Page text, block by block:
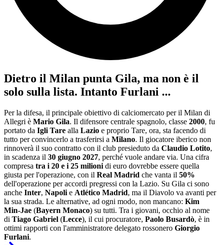
Dietro il Milan punta Gila, ma non è il
solo sulla lista. Intanto Furlani ...
Per la difesa, il principale obiettivo di calciomercato per il Milan di
Allegri è Mario Gila. Il difensore centrale spagnolo, classe 2000, fu
portato da Igli Tare alla Lazio e proprio Tare, ora, sta facendo di
tutto per convincerlo a trasferirsi a Milano. Il giocatore iberico non
rinnoverà il suo contratto con il club presieduto da Claudio Lotito,
in scadenza il 30 giugno 2027, perché vuole andare via. Una cifra
compresa tra i 20 e i 25 milioni di euro dovrebbe essere quella
giusta per l'operazione, con il Real Madrid che vanta il 50%
dell'operazione per accordi pregressi con la Lazio. Su Gila ci sono
anche Inter, Napoli e Atlético Madrid, ma il Diavolo va avanti per
la sua strada. Le alternative, ad ogni modo, non mancano: Kim
Min-Jae (Bayern Monaco) su tutti. Tra i giovani, occhio al nome
di Tiago Gabriel (Lecce), il cui procuratore, Paolo Busardò, è in
ottimi rapporti con l'amministratore delegato rossonero Giorgio
Furlani.